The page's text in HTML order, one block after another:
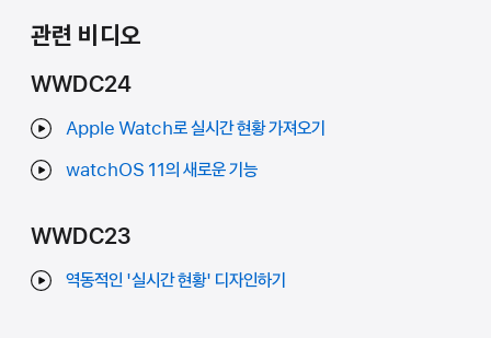
관련 비디오
WWDC24
Apple Watch로 실시간 현황 가져오기
watchOS 11의 새로운 기능
WWDC23
역동적인 '실시간 현황' 디자인하기